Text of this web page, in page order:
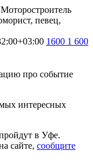
певец,
1600 1 600
про событие
интересных
в Уфе.
сайте, сообщите